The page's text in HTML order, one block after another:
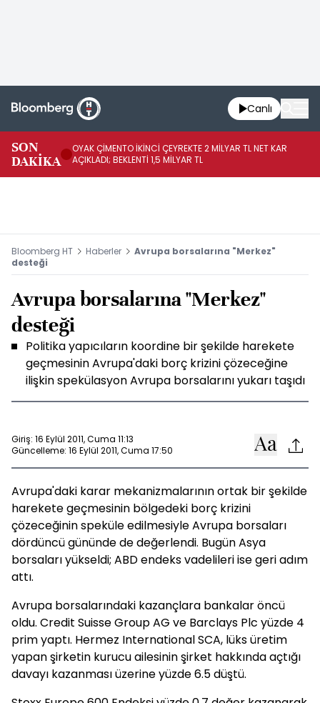
Canlı
SON
DAKİKA
OYAK ÇİMENTO İKİNCİ ÇEYREKTE 2 MİLYAR TL NET KAR
AÇIKLADI; BEKLENTİ 1,5 MİLYAR TL
Bloomberg HT Haberler
Avrupa borsalarına "Merkez"
desteği
Avrupa borsalarına "Merkez"
desteği
Politika yapıcıların koordine bir şekilde harekete
geçmesinin Avrupa'daki borç krizini çözeceğine
ilişkin spekülasyon Avrupa borsalarını yukarı taşıdı
Giriş: 16 Eylül 2011, Cuma 11:13
Güncelleme: 16 Eylül 2011, Cuma 17:50
Avrupa'daki karar mekanizmalarının ortak bir şekilde
harekete geçmesinin bölgedeki borç krizini
çözeceğinin speküle edilmesiyle Avrupa borsaları
dördüncü gününde de değerlendi. Bugün Asya
borsaları yükseldi; ABD endeks vadelileri ise geri adım
attı.
Avrupa borsalarındaki kazançlara bankalar öncü
oldu. Credit Suisse Group AG ve Barclays Plc yüzde 4
prim yaptı. Hermez International SCA, lüks üretim
yapan şirketin kurucu ailesinin şirket hakkında açtığı
davayı kazanması üzerine yüzde 6.5 düştü.